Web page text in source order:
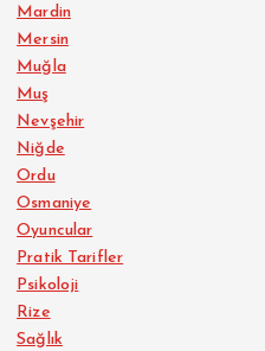
Mardin
Mersin
Muğla
Muş
Nevşehir
Niğde
Ordu
Osmaniye
Oyuncular
Pratik Tarifler
Psikoloji
Rize
Sağlık